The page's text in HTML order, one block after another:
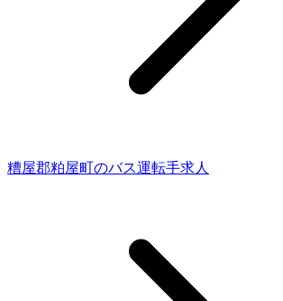
糟屋郡粕屋町のバス運転手求人